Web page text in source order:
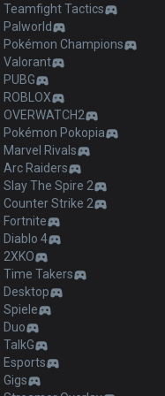
Teamfight Tactics
Palworld
Pokémon Champions
Valorant
PUBG
ROBLOX
OVERWATCH2
Pokémon Pokopia
Marvel Rivals
Arc Raiders
Slay The Spire 2
Counter Strike 2
Fortnite
Diablo 4
2XKO
Time Takers
Desktop
Spiele
Duo
TalkG
Esports
Gigs